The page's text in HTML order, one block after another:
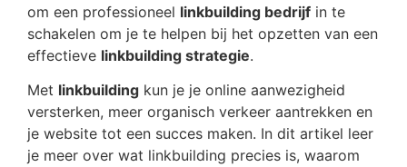
om een professioneel linkbuilding bedrijf in te
schakelen om je te helpen bij het opzetten van een
effectieve linkbuilding strategie.
Met linkbuilding kun je je online aanwezigheid
versterken, meer organisch verkeer aantrekken en
je website tot een succes maken. In dit artikel leer
je meer over wat linkbuilding precies is, waarom